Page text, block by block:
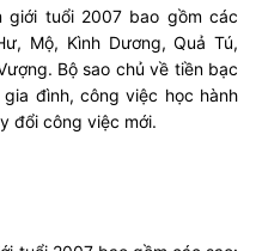
giới tuổi 2007 bao gồm các
Mộ, Kình Dương, Quả Tú,
Bộ sao chủ về tiền bạc
đình, công việc học hành
đổi công việc mới.